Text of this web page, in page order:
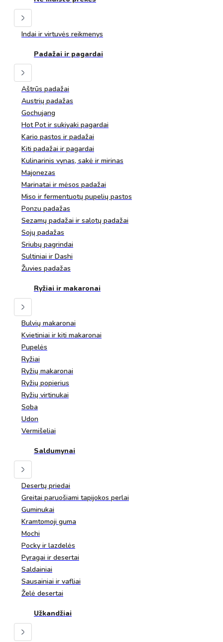
Indai ir virtuvės reikmenys
Padažai ir pagardai
Aštrūs padažai
Austrių padažas
Gochujang
Hot Pot ir sukiyaki pagardai
Kario pastos ir padažai
Kiti padažai ir pagardai
Kulinarinis vynas, sakė ir mirinas
Majonezas
Marinatai ir mėsos padažai
Miso ir fermentuotų pupelių pastos
Ponzu padažas
Sezamų padažai ir salotų padažai
Sojų padažas
Sriubų pagrindai
Sultiniai ir Dashi
Žuvies padažas
Ryžiai ir makaronai
Bulvių makaronai
Kvietiniai ir kiti makaronai
Pupelės
Ryžiai
Ryžių makaronai
Ryžių popierius
Ryžių virtinukai
Soba
Udon
Vermišeliai
Saldumynai
Desertų priedai
Greitai paruošiami tapijokos perlai
Guminukai
Kramtomoji guma
Mochi
Pocky ir lazdelės
Pyragai ir desertai
Saldainiai
Sausainiai ir vafliai
Želė desertai
Užkandžiai